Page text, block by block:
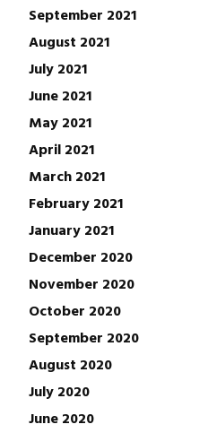
September 2021
August 2021
July 2021
June 2021
May 2021
April 2021
March 2021
February 2021
January 2021
December 2020
November 2020
October 2020
September 2020
August 2020
July 2020
June 2020